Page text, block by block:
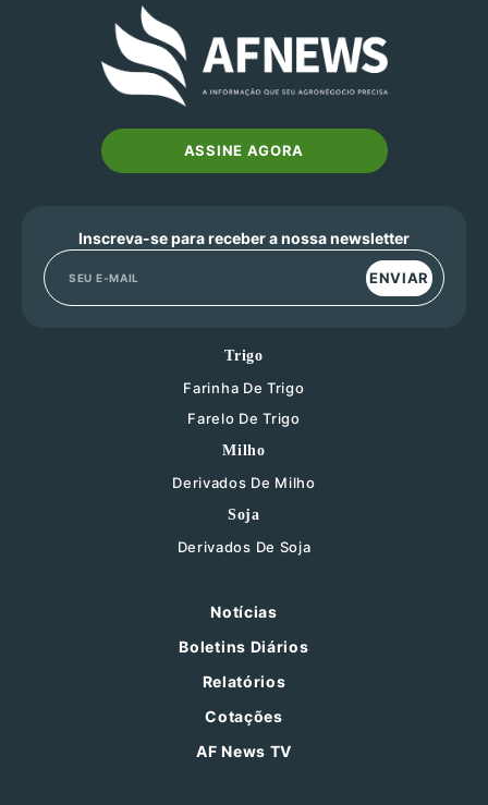
ASSINE AGORA
Inscreva-se para receber a nossa newsletter
ENVIAR
Trigo
Farinha De Trigo
Farelo De Trigo
Milho
Derivados De Milho
Soja
Derivados De Soja
Notícias
Boletins Diários
Relatórios
Cotações
AF News TV